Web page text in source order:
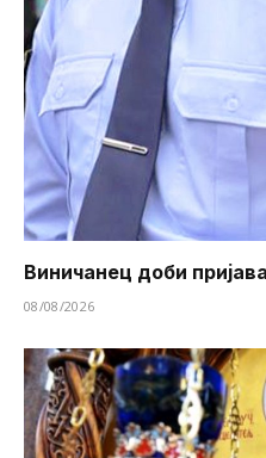
Виничанец доби
08/08/2026